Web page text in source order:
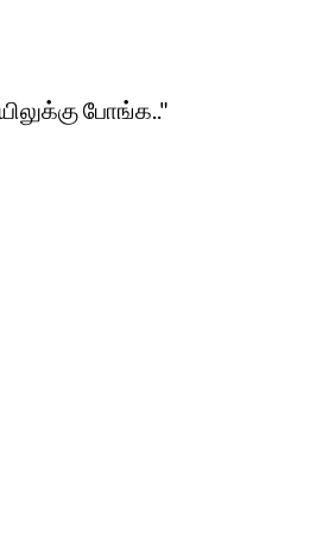
போங்க.."